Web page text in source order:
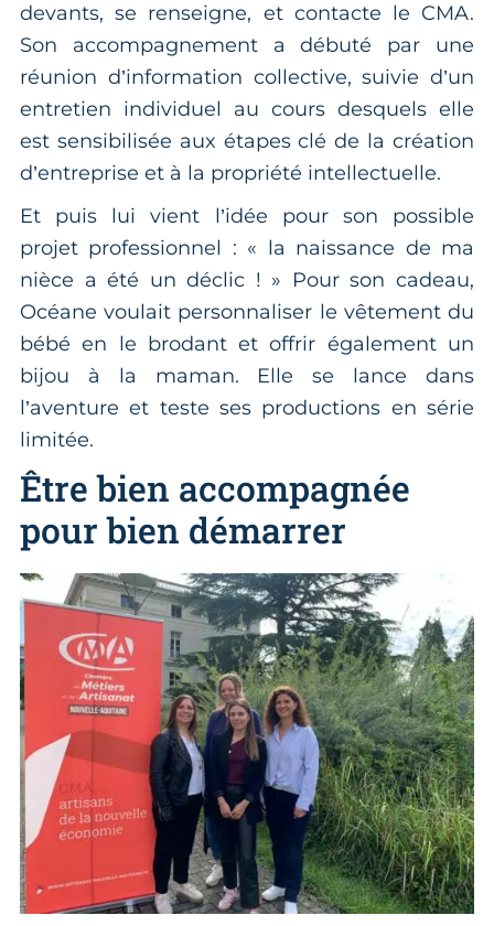
devants, se renseigne, et contacte le CMA.
Son accompagnement a débuté par une
réunion d’information collective, suivie d’un
entretien individuel au cours desquels elle
est sensibilisée aux étapes clé de la création
d’entreprise et à la propriété intellectuelle.
Et puis lui vient l’idée pour son possible
projet professionnel : « la naissance de ma
nièce a été un déclic ! » Pour son cadeau,
Océane voulait personnaliser le vêtement du
bébé en le brodant et offrir également un
bijou à la maman. Elle se lance dans
l’aventure et teste ses productions en série
limitée.
Être bien accompagnée
pour bien démarrer